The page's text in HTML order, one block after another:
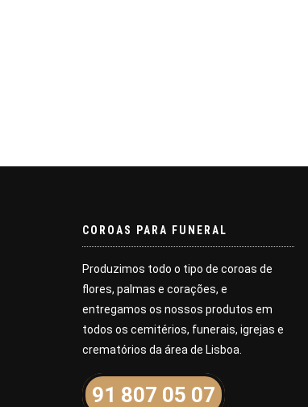
COROAS PARA FUNERAL
Produzimos todo o tipo de coroas de
flores, palmas e corações, e
entregamos os nossos produtos em
todos os cemitérios, funerais, igrejas e
crematórios da área de Lisboa.
91 807 05 07